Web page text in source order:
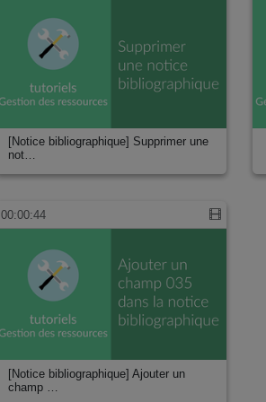
[Notice bibliographique] Supprimer une
not…
00:00:44
[Notice bibliographique] Ajouter un
champ …